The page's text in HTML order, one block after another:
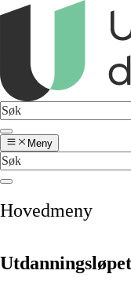
Meny
Hovedmeny
Utdanningsløpet